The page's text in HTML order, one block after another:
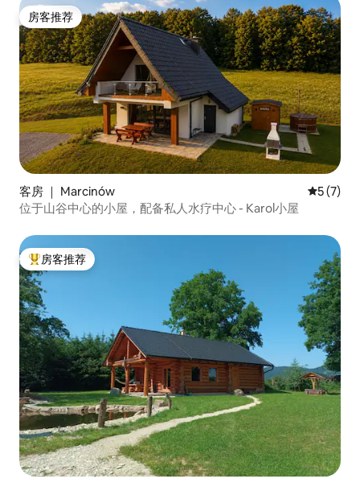
房客推荐
房客推荐
客房 ｜ Marcinów 平均评分
5 (7)
位于山谷中心的小屋，配备私人水疗中心 - Karol小屋
热门「房客推荐」
房客推荐